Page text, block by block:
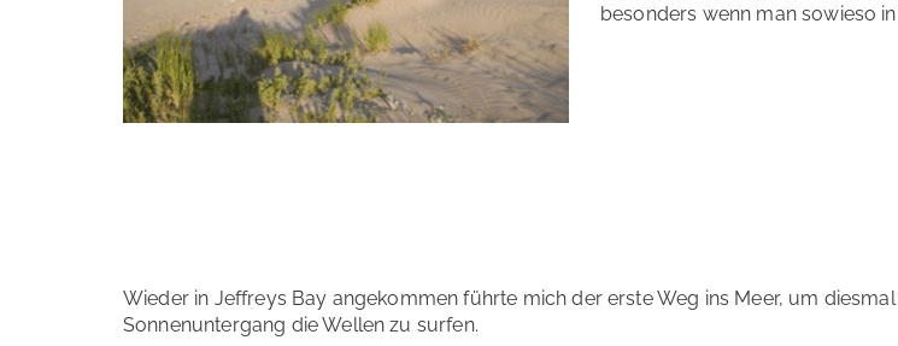
besonders wenn man sowieso
Wieder in Jeffreys Bay angekommen führte mich der erste Weg ins Meer, um
Sonnenuntergang die Wellen zu surfen.